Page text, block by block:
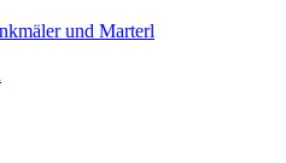
und Marterl